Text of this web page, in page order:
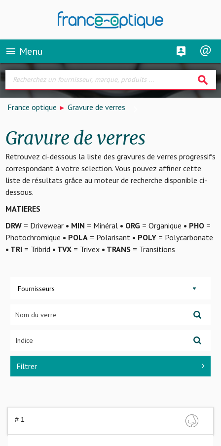
menu Menu
search
France optique Gravure de verres
Gravure de verres
Retrouvez ci-dessous la liste des gravures de verres progressifs
correspondant à votre sélection. Vous pouvez affiner cette
liste de résultats grâce au moteur de recherche disponible ci-
dessous.
MATIERES
DRW= Drivewear • MIN = Minéral • ORG= Organique • PHO=
Photochromique • POLA= Polarisant • POLY= Polycarbonate
• TRI= Tribrid • TVX= Trivex • TRANS= Transitions
Fournisseurs
Filtrer
# 1